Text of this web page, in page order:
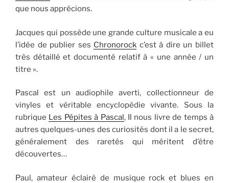
que nous apprécions.
Jacques qui possède une grande culture musicale a eu
l’idée de publier ses Chronorock c’est à dire un billet
très détaillé et documenté relatif à « une année / un
titre ».
Pascal est un audiophile averti, collectionneur de
vinyles et véritable encyclopédie vivante. Sous la
rubrique Les Pépites à Pascal, Il nous livre de temps à
autres quelques-unes des curiosités dont il a le secret,
généralement des raretés qui méritent d’être
découvertes…
Paul, amateur éclairé de musique rock et blues en